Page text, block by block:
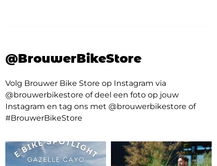
@BrouwerBikeStore
Volg Brouwer Bike Store op Instagram via
@brouwerbikestore of deel een foto op jouw
Instagram en tag ons met @brouwerbikestore of
#BrouwerBikeStore